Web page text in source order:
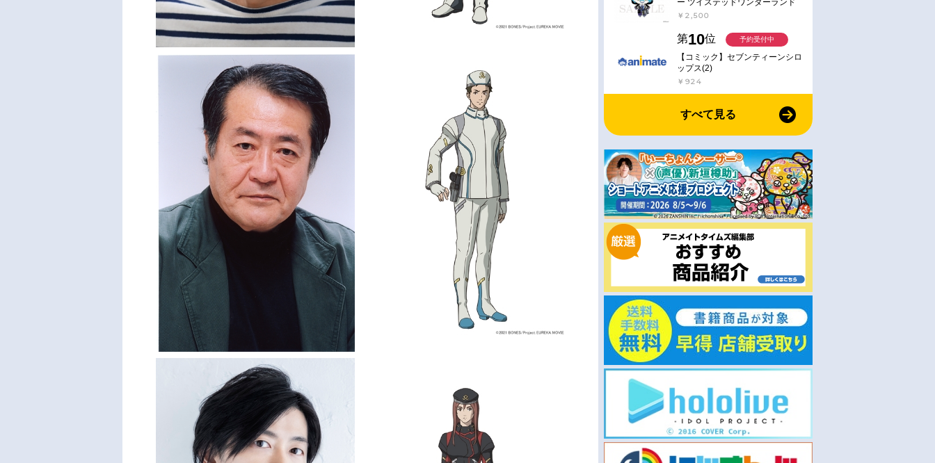
ミニミニぬいぐるみ(クラブ・ウ
￥2,500
第10位
【コミック】セブンティーンシロ
ップス(2)
￥924
予約受付中
すべて見る